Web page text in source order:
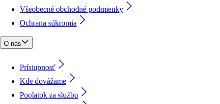
Všeobecné obchodné podmienky
Ochrana súkromia
O nás
Prístupnosť
Kde dovážame
Poplatok za službu